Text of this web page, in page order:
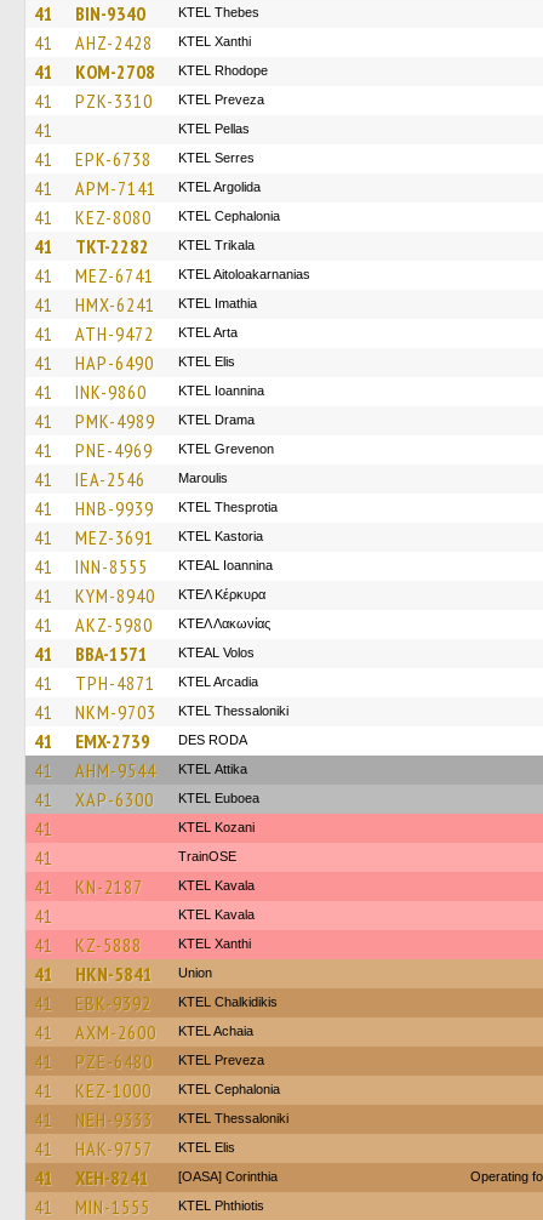
41 BIN-9340 KTEL Thebes
41 AHZ-2428 KTEL Xanthi
41 KOM-2708 KTEL Rhodope
41 PZK-3310 KTEL Preveza
41 KTEL Pellas
41 EPK-6738 KTEL Serres
41 APM-7141 KTEL Argolida
41 KEZ-8080 KTEL Cephalonia
41 TKT-2282 ΚΤΕL Τrikala
41 MEZ-6741 KTEL Aitoloakarnanias
41 HMX-6241 KTEL Imathia
41 ATH-9472 KTEL Arta
41 HAP-6490 KTEL Elis
41 INK-9860 KTEL Ioannina
41 PMK-4989 KTEL Drama
41 PNE-4969 ΚΤΕL Grevenon
41 IEA-2546 Maroulis
41 HNB-9939 KTEL Thesprotia
41 MEZ-3691 KTEL Kastoria
41 INN-8555 KTEAL Ioannina
41 KYM-8940 ΚΤΕΛ Κέρκυρα
41 AKZ-5980 ΚΤΕΛ Λακωνίας
41 BBA-1571 KTEAL Volos
41 TPH-4871 KTEL Arcadia
41 NKM-9703 KTEL Thessaloniki
41 EMX-2739 DES RODA
41 AHM-9544 KΤΕL Αttika
41 XAP-6300 ΚΤΕL Euboea
41 ΚΤΕL Kozani
41 TrainΟSE
41 KN-2187 KTEL Kavala
41 KTEL Kavala
41 KZ-5888 KTEL Xanthi
41 HKN-5841 Union
41 EBK-9392 ΚΤΕL Chalkidikis
41 AXM-2600 KTEL Achaia
41 PZE-6480 KTEL Preveza
41 KEZ-1000 KTEL Cephalonia
41 NEH-9333 KTEL Thessaloniki
41 HAK-9757 KTEL Elis
41 XEH-8241 [OASA] Corinthia Operating
41 MIN-1555 ΚΤΕL Phthiotis